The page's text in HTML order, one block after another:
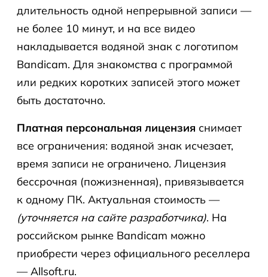
длительность одной непрерывной записи —
не более 10 минут, и на все видео
накладывается водяной знак с логотипом
Bandicam. Для знакомства с программой
или редких коротких записей этого может
быть достаточно.
Платная персональная лицензия снимает
все ограничения: водяной знак исчезает,
время записи не ограничено. Лицензия
бессрочная (пожизненная), привязывается
к одному ПК. Актуальная стоимость —
(уточняется на сайте разработчика). На
российском рынке Bandicam можно
приобрести через официального реселлера
— Allsoft.ru.